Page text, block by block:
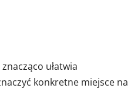
znacząco ułatwia
konkretne miejsce na